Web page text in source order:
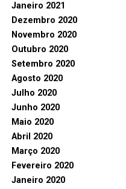
Janeiro 2021
Dezembro 2020
Novembro 2020
Outubro 2020
Setembro 2020
Agosto 2020
Julho 2020
Junho 2020
Maio 2020
Abril 2020
Março 2020
Fevereiro 2020
Janeiro 2020